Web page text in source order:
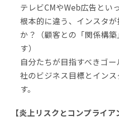
テレビCMやWeb広告とい
根本的に違う、インスタ
か？（顧客との「関係構
す）
自分たちが目指すべきゴ
社のビジネス目標とイン
す。
【炎上リスクとコンプライア